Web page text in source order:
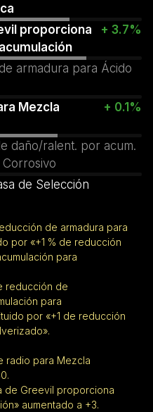
proporciona
+ 3.7%
armadura para Ácido
Mezcla
+ 0.1%
daño/ralent. por acum.
de Selección
de armadura para
por «+1 % de reducción
para
reducción de
para
por «+1 de reducción
radio para Mezcla
de Greevil proporciona
aumentado a +3.